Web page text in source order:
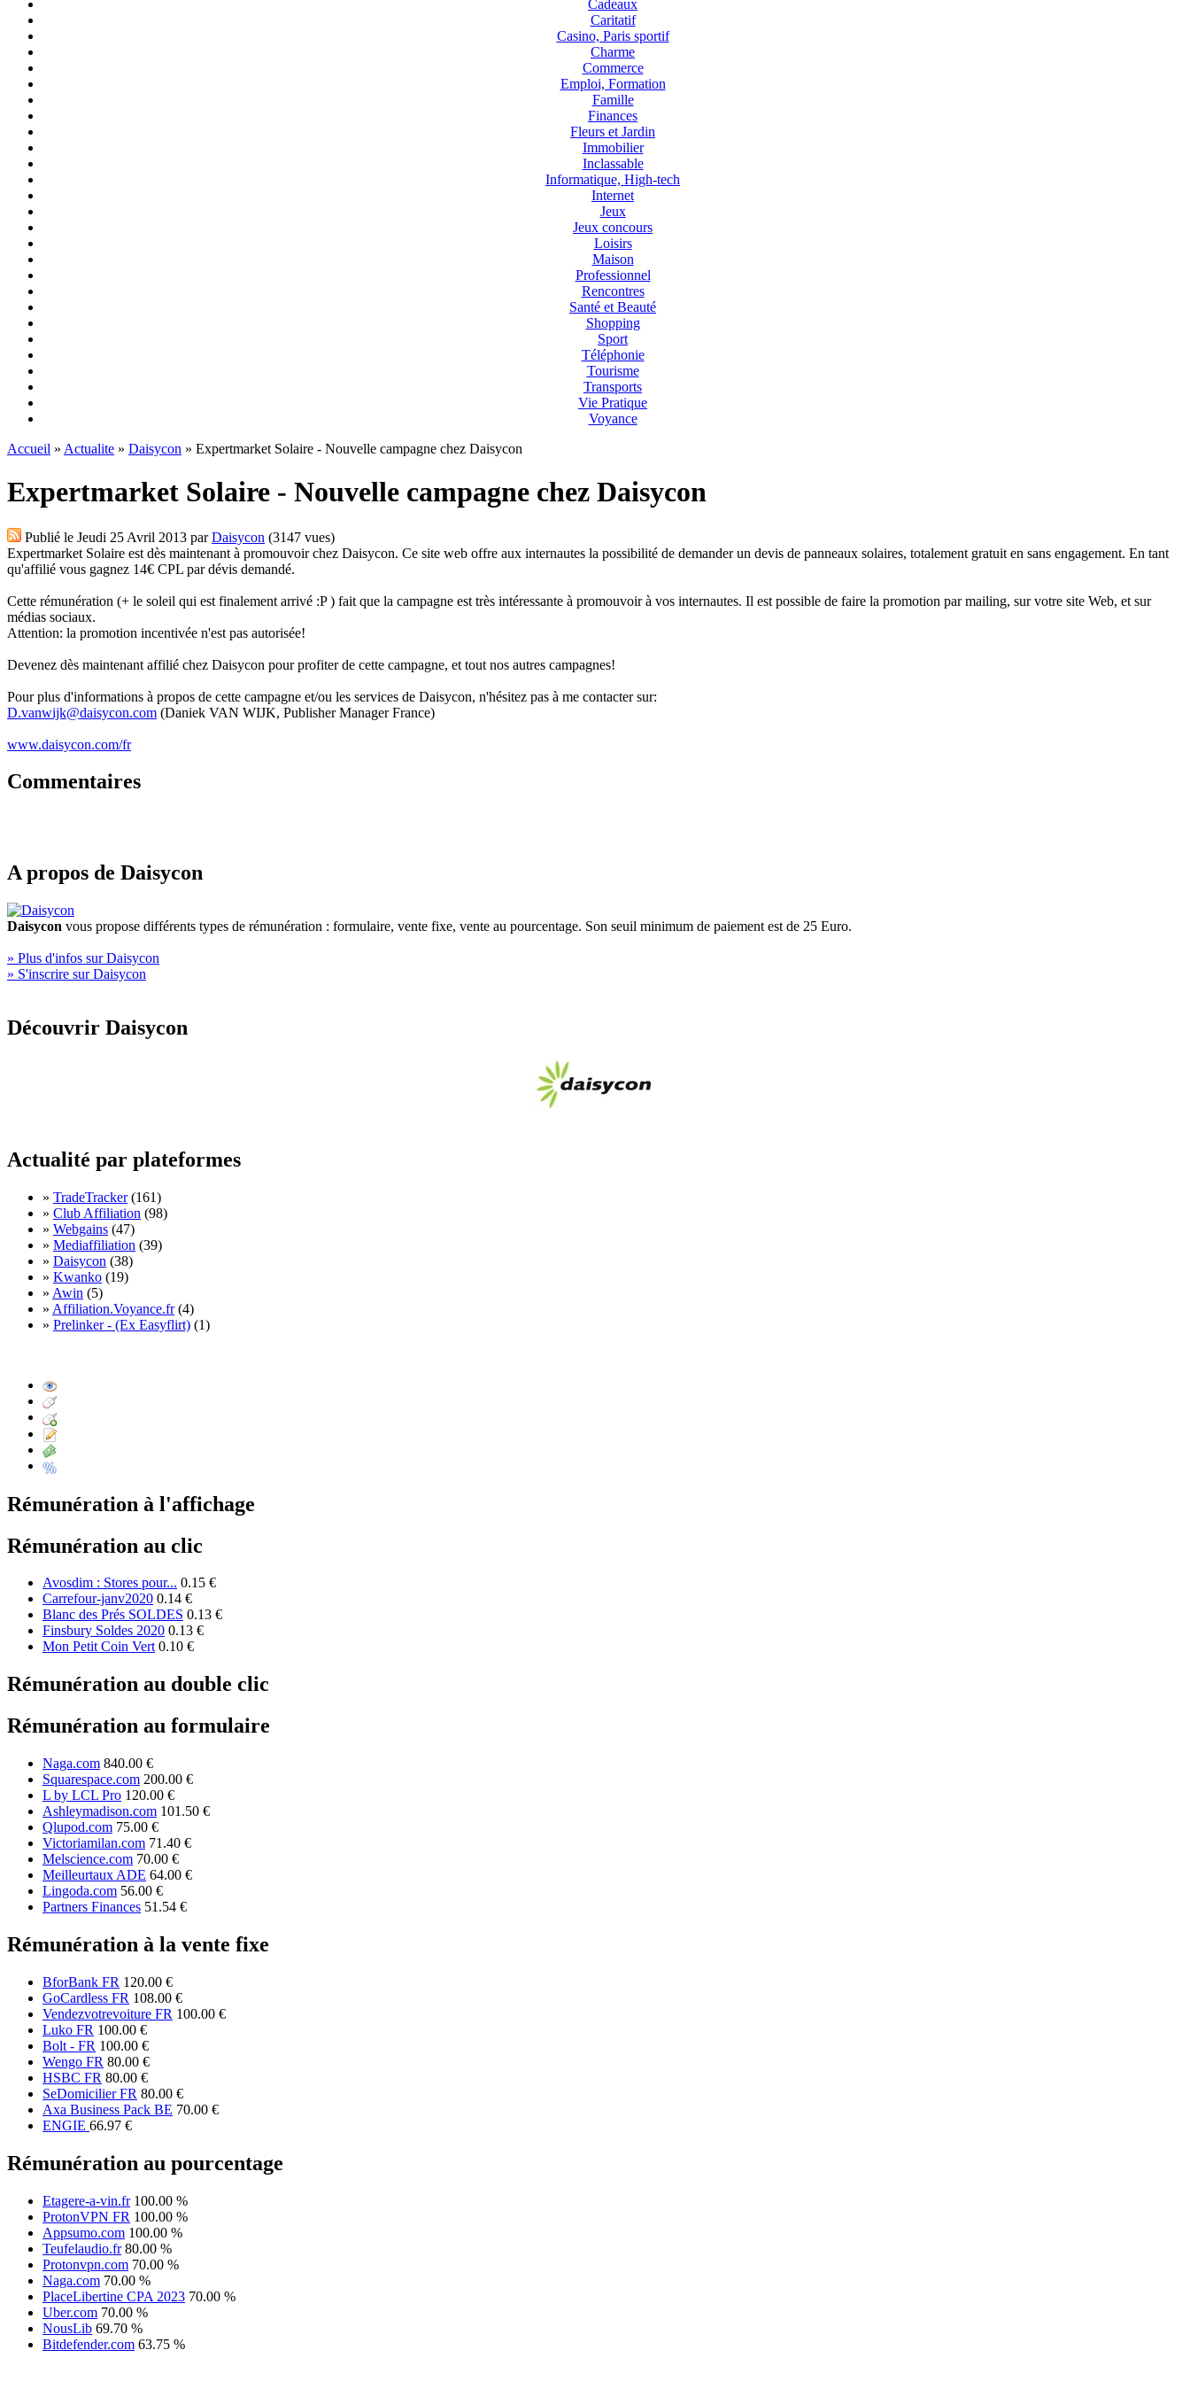
Cadeaux
Caritatif
Casino, Paris sportif
Charme
Commerce
Emploi, Formation
Famille
Finances
Fleurs et Jardin
Immobilier
Inclassable
Informatique, High-tech
Internet
Jeux
Jeux concours
Loisirs
Maison
Professionnel
Rencontres
Santé et Beauté
Shopping
Sport
Téléphonie
Tourisme
Transports
Vie Pratique
Voyance
Accueil » Actualite » Daisycon » Expertmarket Solaire - Nouvelle campagne chez Daisycon
Expertmarket Solaire - Nouvelle campagne chez Daisycon
Publié le Jeudi 25 Avril 2013 parDaisycon (3147 vues)
Expertmarket Solaire est dès maintenant à promouvoir chez Daisycon. Ce site web offre aux internautes la possibilité de demander un devis de panneaux solaires, totalement gratuit en sans engagement. En tant
qu'affilié vous gagnez 14€ CPL par dévis demandé.
Cette rémunération (+ le soleil qui est finalement arrivé :P ) fait que la campagne est très intéressante à promouvoir à vos internautes. Il est possible de faire la promotion par mailing, sur votre site Web, et sur
médias sociaux.
Attention: la promotion incentivée n'est pas autorisée!
Devenez dès maintenant affilié chez Daisycon pour profiter de cette campagne, et tout nos autres campagnes!
Pour plus d'informations à propos de cette campagne et/ou les services de Daisycon, n'hésitez pas à me contacter sur:
D.vanwijk@daisycon.com (Daniek VAN WIJK, Publisher Manager France)
www.daisycon.com/fr
Commentaires
A propos de Daisycon
Daisycon vous propose différents types de rémunération : formulaire, vente fixe, vente au pourcentage. Son seuil minimum de paiement est de 25 Euro.
» Plus d'infos sur Daisycon
» S'inscrire sur Daisycon
Découvrir Daisycon
Actualité par plateformes
» TradeTracker (161)
» Club Affiliation (98)
» Webgains (47)
» Mediaffiliation (39)
» Daisycon (38)
» Kwanko (19)
» Awin (5)
» Affiliation.Voyance.fr (4)
» Prelinker - (Ex Easyflirt) (1)
Rémunération à l'affichage
Rémunération au clic
Avosdim : Stores pour... 0.15 €
Carrefour-janv2020 0.14 €
Blanc des Prés SOLDES 0.13 €
Finsbury Soldes 2020 0.13 €
Mon Petit Coin Vert 0.10 €
Rémunération au double clic
Rémunération au formulaire
Naga.com 840.00 €
Squarespace.com 200.00 €
L by LCL Pro 120.00 €
Ashleymadison.com 101.50 €
Qlupod.com 75.00 €
Victoriamilan.com 71.40 €
Melscience.com 70.00 €
Meilleurtaux ADE 64.00 €
Lingoda.com 56.00 €
Partners Finances 51.54 €
Rémunération à la vente fixe
BforBank FR 120.00 €
GoCardless FR 108.00 €
Vendezvotrevoiture FR 100.00 €
Luko FR 100.00 €
Bolt - FR 100.00 €
Wengo FR 80.00 €
HSBC FR 80.00 €
SeDomicilier FR 80.00 €
Axa Business Pack BE 70.00 €
ENGIE 66.97 €
Rémunération au pourcentage
Etagere-a-vin.fr 100.00 %
ProtonVPN FR 100.00 %
Appsumo.com 100.00 %
Teufelaudio.fr 80.00 %
Protonvpn.com 70.00 %
Naga.com 70.00 %
PlaceLibertine CPA 2023 70.00 %
Uber.com 70.00 %
NousLib 69.70 %
Bitdefender.com 63.75 %